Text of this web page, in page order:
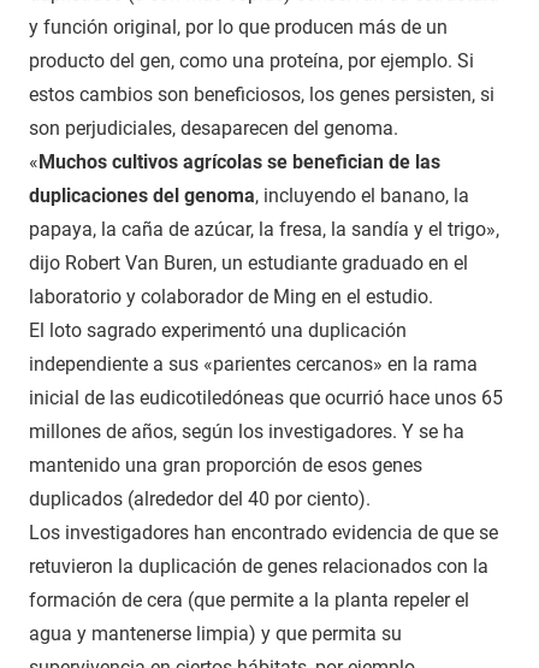
y función original, por lo que producen más de un
producto del gen, como una proteína, por ejemplo. Si
estos cambios son beneficiosos, los genes persisten, si
son perjudiciales, desaparecen del genoma.
«Muchos cultivos agrícolas se benefician de las
duplicaciones del genoma, incluyendo el banano, la
papaya, la caña de azúcar, la fresa, la sandía y el trigo»,
dijo Robert Van Buren, un estudiante graduado en el
laboratorio y colaborador de Ming en el estudio.
El loto sagrado experimentó una duplicación
independiente a sus «parientes cercanos» en la rama
inicial de las eudicotiledóneas que ocurrió hace unos 65
millones de años, según los investigadores. Y se ha
mantenido una gran proporción de esos genes
duplicados (alrededor del 40 por ciento).
Los investigadores han encontrado evidencia de que se
retuvieron la duplicación de genes relacionados con la
formación de cera (que permite a la planta repeler el
agua y mantenerse limpia) y que permita su